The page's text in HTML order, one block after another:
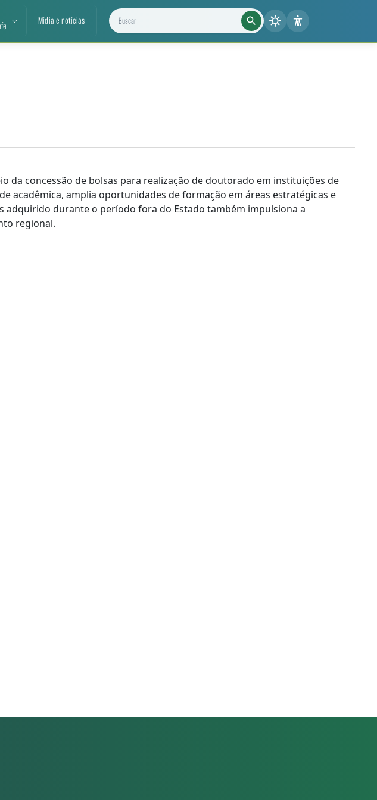
Mídia e notícias Buscar projetos, notícias e cientistas
da concessão de bolsas para realização de doutorado em instituições de
acadêmica, amplia oportunidades de formação em áreas estratégicas e
durante o período fora do Estado também impulsiona a
regional.